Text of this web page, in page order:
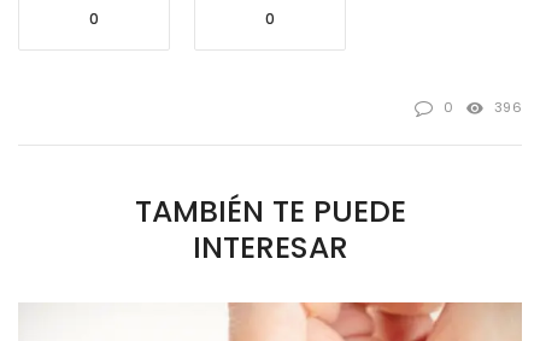
0 0
0 396
TAMBIÉN TE PUEDE
INTERESAR